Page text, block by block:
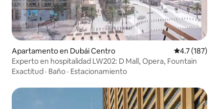
Apartamento en Dubái Centro Calificación
4.7 (187)
Experto en hospitalidad LW202: D Mall, Opera, Fountain
Exactitud · Baño · Estacionamiento